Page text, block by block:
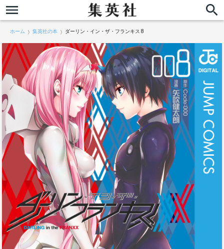
ホーム 集英社の本 ダーリン・イン・ザ・フランキス 8